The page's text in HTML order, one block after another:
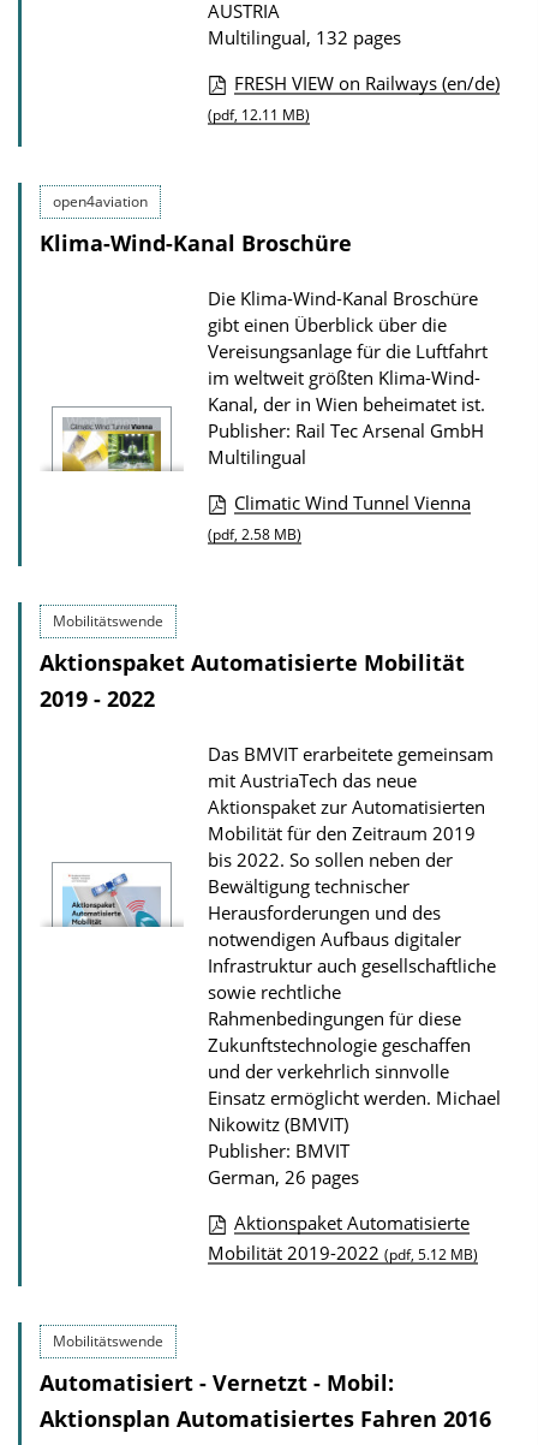
o
n
l
s
AUSTRIA
Multilingual, 132 pages
P
i
a
t
i
o
n
o
w
s
FRESH VIEW on Railways (en/de)
(pdf, 12.11 MB)
open4aviation
Klima-Wind-Kanal Broschüre
Die Klima-Wind-Kanal Broschüre
gibt einen Überblick über die
Vereisungsanlage für die Luftfahrt
im weltweit größten Klima-Wind-
Kanal, der in Wien beheimatet ist.
Publisher: Rail Tec Arsenal GmbH
Multilingual
P
i
t
i
o
n
D
o
w
n
l
o
a
d
s
Climatic Wind Tunnel Vienna
(pdf, 2.58 MB)
Mobilitätswende
Aktionspaket Automatisierte Mobilität
2019 - 2022
Das BMVIT erarbeitete gemeinsam
mit AustriaTech das neue
Aktionspaket zur Automatisierten
Mobilität für den Zeitraum 2019
bis 2022. So sollen neben der
Bewältigung technischer
Herausforderungen und des
notwendigen Aufbaus digitaler
Infrastruktur auch gesellschaftliche
sowie rechtliche
Rahmenbedingungen für diese
Zukunftstechnologie geschaffen
und der verkehrlich sinnvolle
Einsatz ermöglicht werden. Michael
Nikowitz (BMVIT)
Publisher: BMVIT
German, 26 pages
P
i
c
Aktionspaket Automatisierte
Mobilität 2019-2022 (pdf, 5.12 MB)
Mobilitätswende
Automatisiert - Vernetzt - Mobil:
Aktionsplan Automatisiertes Fahren 2016